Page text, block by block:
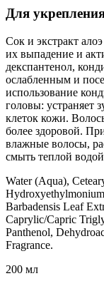
Для
Сок и экстракт
их выпадение и
декспантенол,
ослабленным и
использование
головы: устраняет
клеток кожи.
более здоровой.
влажные волосы,
смыть теплой
Water (Aqua),
Barbadensis Leaf
Caprylic/Capric
Panthenol,
Fragrance.
200 мл